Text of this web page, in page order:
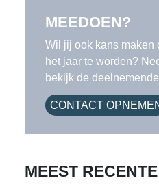
MEEDOEN?
Wil jij ook kans maken
het jaar te worden?
bekijk de
CONTACT
MEEST